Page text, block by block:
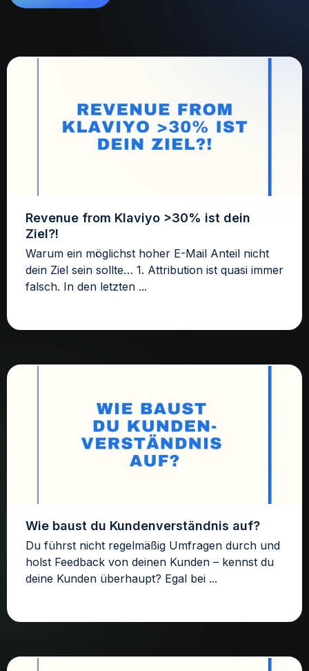
Revenue from Klaviyo >30% ist dein
Ziel?!
Warum ein möglichst hoher E-Mail Anteil nicht
dein Ziel sein sollte… 1. Attribution ist quasi immer
falsch. In den letzten ...
Wie baust du Kundenverständnis auf?
Du führst nicht regelmäßig Umfragen durch und
holst Feedback von deinen Kunden – kennst du
deine Kunden überhaupt? Egal bei ...